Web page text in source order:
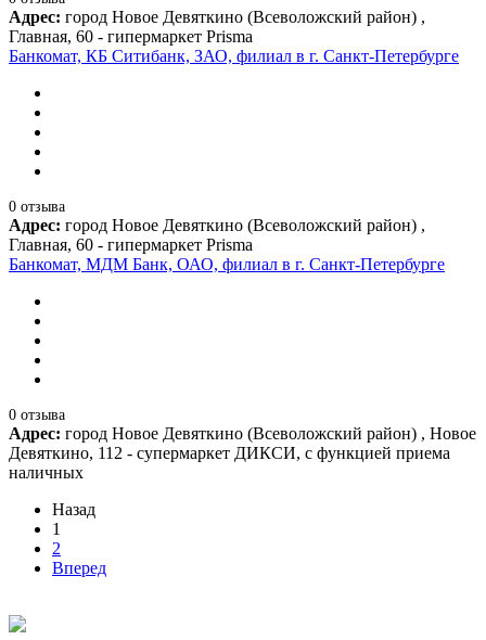
Адрес: город Новое Девяткино (Всеволожский район) ,
Главная, 60 - гипермаркет Prisma
Банкомат, КБ Ситибанк, ЗАО, филиал в г. Санкт-Петербурге
0 отзыва
Адрес: город Новое Девяткино (Всеволожский район) ,
Главная, 60 - гипермаркет Prisma
Банкомат, МДМ Банк, ОАО, филиал в г. Санкт-Петербурге
0 отзыва
Адрес: город Новое Девяткино (Всеволожский район) , Новое
Девяткино, 112 - супермаркет ДИКСИ, с функцией приема
наличных
Назад
1
2
Вперед